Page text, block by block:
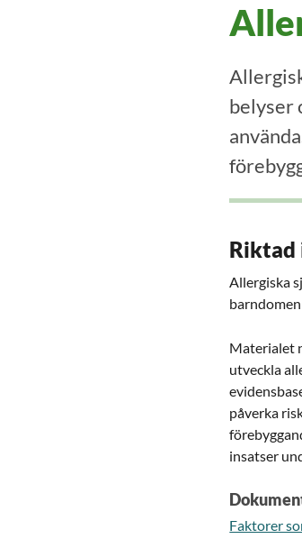
belyser
Riktad
Allergiska
Materialet
utveckla
påverka
insatser
Faktorer